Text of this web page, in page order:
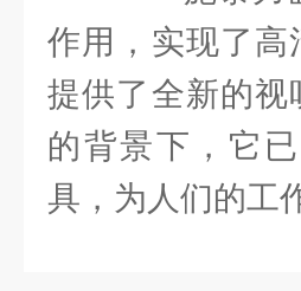
作用，实现了
提供了全新的
的背景下，它
具，为人们的工